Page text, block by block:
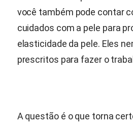
você também pode contar
cuidados com a pele para
elasticidade da pele. Eles
prescritos para fazer o
A questão é o que torna